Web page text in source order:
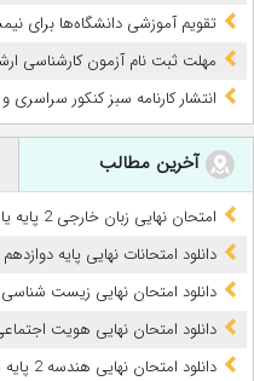
تقویم آموزشی دانشگاه‌ها برای
مهلت ثبت نام آزمون کارشناسی ارشد 93 تمدید
انتشار کارنامه سبز کنکور سراسری و
آخرین مطالب
امتحان نهایی زبان خارجی 2 پایه یازدهم تیر و مرداد 1405 + فایل صوتی
دانلود امتحانات نهایی پایه دوازدهم
دانلود امتحان نهایی زیست شناسی 2 پایه یازدهم تیر 1405 +
دانلود امتحان نهایی هویت اجتماعی پایه
دانلود امتحان نهایی هندسه 2 پایه یازدهم تیر 1405 + پاسخ